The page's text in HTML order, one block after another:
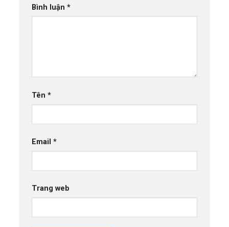
Bình luận*
Tên*
Email*
Trang web